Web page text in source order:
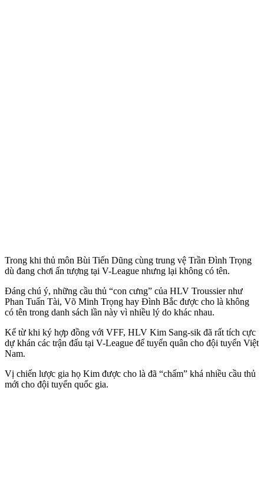
Trong khi thủ môn Bùi Tiến Dũng cùng trung vệ Trần Đình Trọng
dù đang chơi ấn tượng tại V-League nhưng lại không có tên.
Đáng chú ý, những cầu thủ “con cưng” của HLV Troussier như
Phan Tuấn Tài, Võ Minh Trọng hay Đình Bắc được cho là không
có tên trong danh sách lần này vì nhiều lý do khác nhau.
Kể từ khi ký hợp đồng với VFF, HLV Kim Sang-sik đã rất tích cực
dự khán các trận đấu tại V-League để tuyển quân cho đội tuyển Việt
Nam.
Vị chiến lược gia họ Kim được cho là đã “chấm” khá nhiều cầu thủ
mới cho đội tuyển quốc gia.